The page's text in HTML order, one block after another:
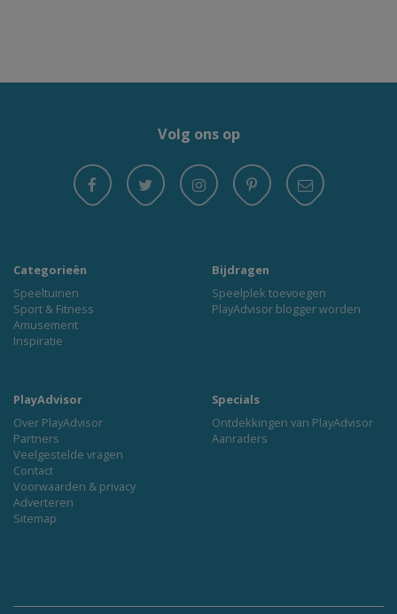
Volg ons op
Categorieën
Speeltuinen
Sport & Fitness
Amusement
Inspiratie
Bijdragen
Speelplek toevoegen
PlayAdvisor blogger worden
PlayAdvisor
Over PlayAdvisor
Partners
Veelgestelde vragen
Contact
Voorwaarden & privacy
Adverteren
Sitemap
Specials
Ontdekkingen van PlayAdvisor
Aanraders